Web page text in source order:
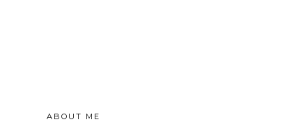
ABOUT ME